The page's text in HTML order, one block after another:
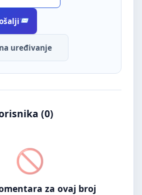
uređivanje
(0)
za ovaj broj